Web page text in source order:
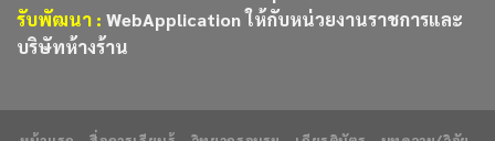
รับพัฒนา : WebApplication ให้กับหน่วยงานราชการและ
บริษัทห้างร้าน